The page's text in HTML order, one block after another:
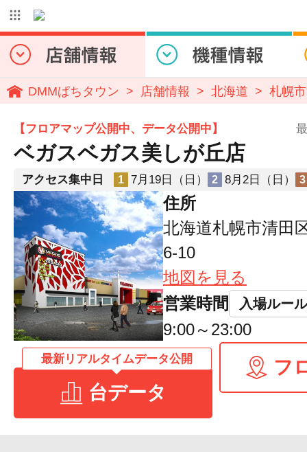
DMMぱちタウン 店舗情報 北海道 札幌
【フロアマップ公開中、データ公開中】
ベガスベガス美しが丘店
アクセス集中日 1 7月19日（日） 2 8月2日（日） 3
住所
北海道札幌市清田
6-10
地図を見る
営業時間
入場ルール
9:00～23:00
最新リアルタイムデータ公開
台データ
フ